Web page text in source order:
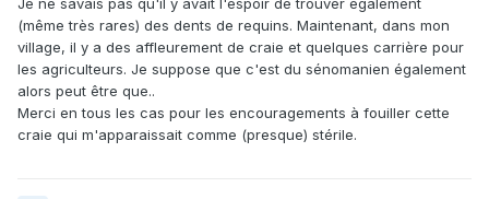
Je ne savais pas qu'il y avait l'espoir de trouver également
(même très rares) des dents de requins. Maintenant, dans mon
village, il y a des affleurement de craie et quelques carrière pour
les agriculteurs. Je suppose que c'est du sénomanien également
alors peut être que..
Merci en tous les cas pour les encouragements à fouiller cette
craie qui m'apparaissait comme (presque) stérile.